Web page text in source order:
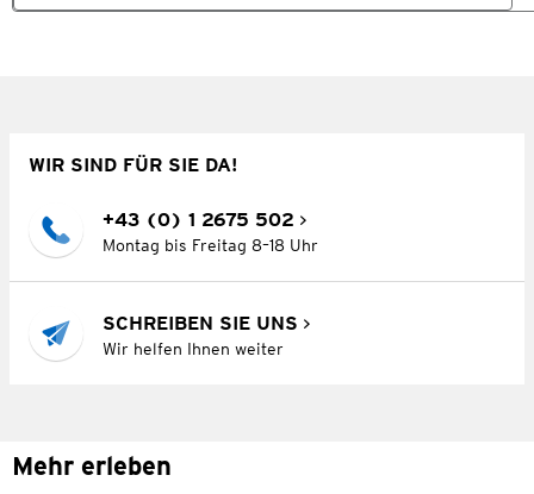
WIR SIND FÜR SIE DA!
+43 (0) 1 2675 502
Montag bis Freitag 8–18 Uhr
SCHREIBEN SIE UNS
Wir helfen Ihnen weiter
Mehr erleben